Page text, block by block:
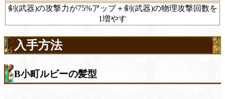
剣(武器)の攻撃力が75%アップ＋剣(武器)の物理攻撃回数を
1増やす
入手方法
B小町ルビーの髪型